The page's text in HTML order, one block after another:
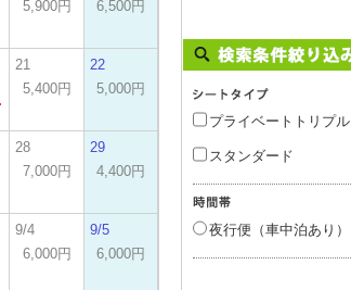
5,900円
6,500円
21
5,400円
22
5,000円
28
7,000円
29
4,400円
9/4
6,000円
9/5
6,000円
プライベートトリプル
スタンダード
夜行便（車中泊あり）